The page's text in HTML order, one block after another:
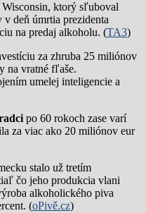
Wisconsin, ktorý sľuboval
deň úmrtia prezidenta
na predaj alkoholu. (TA3)
za zhruba 25 miliónov
na vratné fľaše.
umelej inteligencie a
po 60 rokoch zase varí
za viac ako 20 miliónov eur
stalo už tretím
čo jeho produkcia vlani
alkoholického piva
(oPivě.cz)